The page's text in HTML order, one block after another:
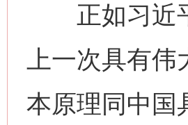
正如习近平
上一次具有
本原理同中国